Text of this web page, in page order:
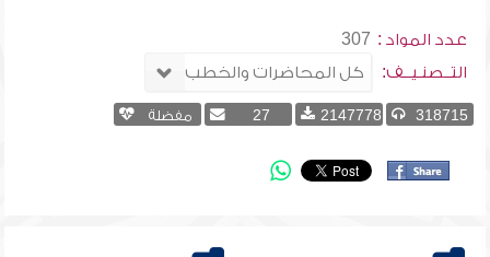
عدد المواد : 307
التــصنـيــف:
318715
2147778
27 مفضلة